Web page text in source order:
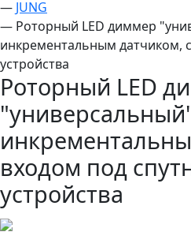
— JUNG
— Роторный LED диммер
инкрементальным датчиком,
устройства
Роторный LED
входом под
устройства